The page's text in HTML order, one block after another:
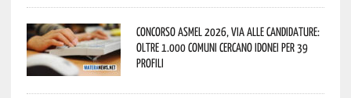
Concorso Asmel 2026, via alle candidature:
oltre 1.000 Comuni cercano idonei per 39
profili